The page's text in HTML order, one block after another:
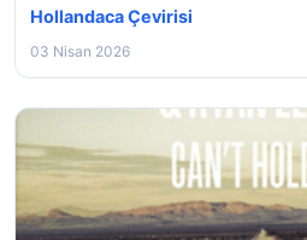
Hollandaca Çevirisi
03 Nisan 2026